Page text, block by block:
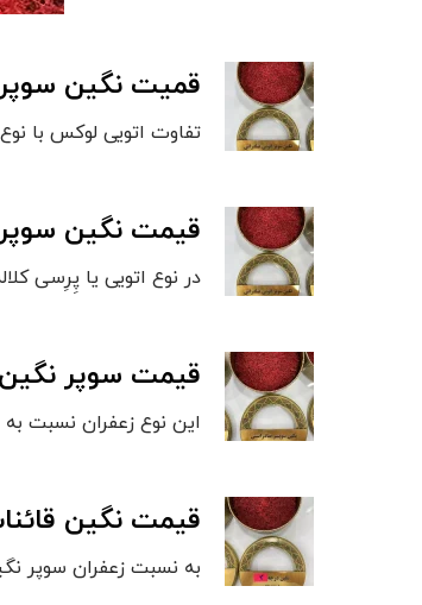
قمیت نگین
تفاوت اتویی لوکس با
قیمت نگین سوپر
در نوع اتویی یا پِرِسی
قیمت سوپر نگین
این نوع زعفران نسبت
قیمت نگین
به نسبت زعفران سوپر